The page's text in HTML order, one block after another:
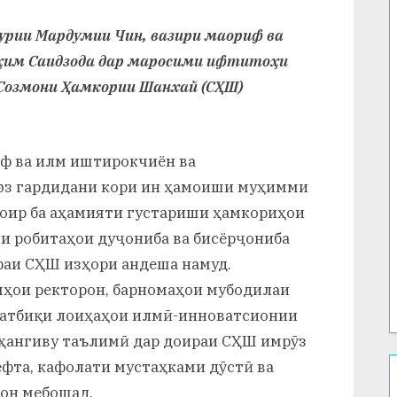
Мардумии Чин, вазири маориф ва
Саидзода дар маросими ифтитоҳи
Ҳамкории Шанхай (СҲШ)
ва илм иштирокчиён ва
гардидани кори ин ҳамоиши муҳимми
ба аҳамияти густариши ҳамкориҳои
дуҷониба ва бисёрҷониба
СҲШ изҳори андеша намуд.
ректорон, барномаҳои мубодилаи
лоиҳаҳои илмӣ-инноватсионии
таълимӣ дар доираи СҲШ имрӯз
кафолати мустаҳками дӯстӣ ва
мебошад.